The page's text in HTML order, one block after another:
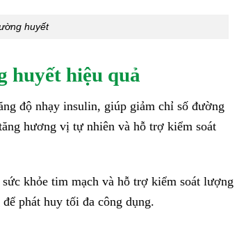
huyết
huyết hiệu quả
độ nhạy insulin, giúp giảm chỉ số đường
hương vị tự nhiên và hỗ trợ kiểm soát
khỏe tim mạch và hỗ trợ kiểm soát lượng
phát huy tối đa công dụng.